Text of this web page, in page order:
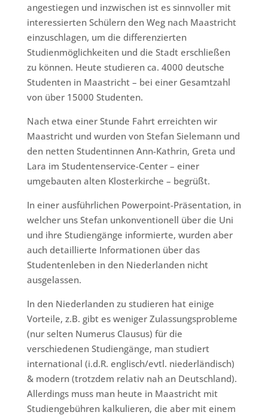
angestiegen und inzwischen ist es sinnvoller mit
interessierten Schülern den Weg nach Maastricht
einzuschlagen, um die differenzierten
Studienmöglichkeiten und die Stadt erschließen
zu können. Heute studieren ca. 4000 deutsche
Studenten in Maastricht – bei einer Gesamtzahl
von über 15000 Studenten.
Nach etwa einer Stunde Fahrt erreichten wir
Maastricht und wurden von Stefan Sielemann und
den netten Studentinnen Ann-Kathrin, Greta und
Lara im Studentenservice-Center – einer
umgebauten alten Klosterkirche – begrüßt.
In einer ausführlichen Powerpoint-Präsentation, in
welcher uns Stefan unkonventionell über die Uni
und ihre Studiengänge informierte, wurden aber
auch detaillierte Informationen über das
Studentenleben in den Niederlanden nicht
ausgelassen.
In den Niederlanden zu studieren hat einige
Vorteile, z.B. gibt es weniger Zulassungsprobleme
(nur selten Numerus Clausus) für die
verschiedenen Studiengänge, man studiert
international (i.d.R. englisch/evtl. niederländisch)
& modern (trotzdem relativ nah an Deutschland).
Allerdings muss man heute in Maastricht mit
Studiengebühren kalkulieren, die aber mit einem